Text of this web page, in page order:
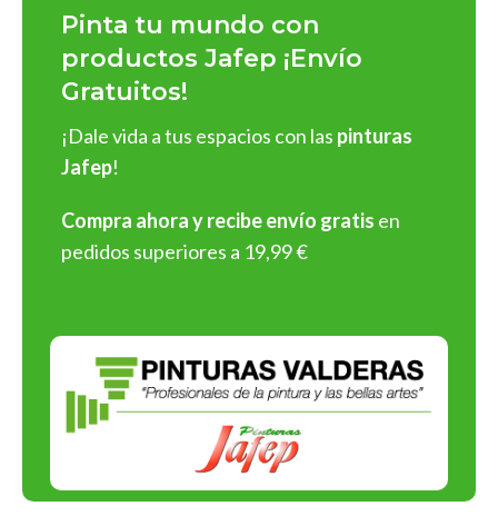
alta calidad que destacan por su
impecablesy fácil aplicación:
Pinturas para interiores y exteriores
personalizables.
Barnices y esmaltes
Selladores y revestimientos: Soluciones profesionales
para preparar y proteger superficies antes de aplicar
¡Elige Pinturas Jafep y asegura
resultados espectaculares en
cada aplicación!
Compromiso con la Calidad y el
Medio Ambiente
Pinta tu mundo con
productos Jafep ¡Envío
Gratuitos!
¡Dale vida a tus espacios con las pinturas
Jafep!
Compra ahora y recibe envío gratis en
pedidos superiores a 19,99 €